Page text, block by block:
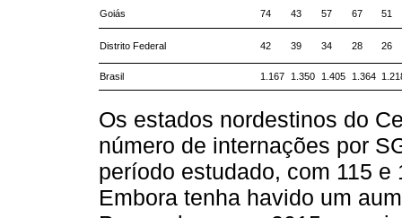
Goiás 74 43 57 67 51
Distrito Federal 42 39 34 28 26
Brasil 1.167 1.350 1.405 1.364
Os estados nordestinos do
número de internações por
período estudado, com 115
Embora tenha havido um